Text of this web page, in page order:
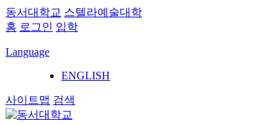
동서대학교 스텔라예술대학
홈 로그인 입학
Language
ENGLISH
사이트맵 검색